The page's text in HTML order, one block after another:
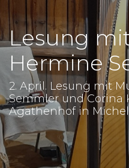
Lesung
Hermine
2. April. Lesung mit
Semmler und Corina
Agathenhof in